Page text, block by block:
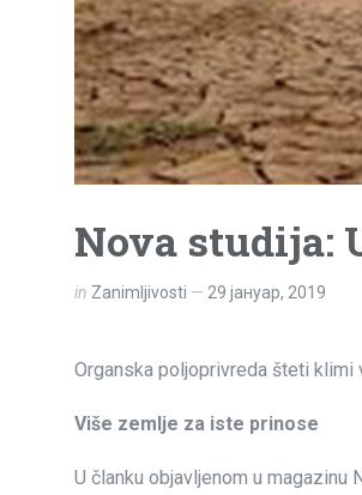
Nova studija:
in Zanimljivosti 29 јануар, 2019
Organska poljoprivreda šteti klimi
Više zemlje za iste prinose
U članku objavljenom u